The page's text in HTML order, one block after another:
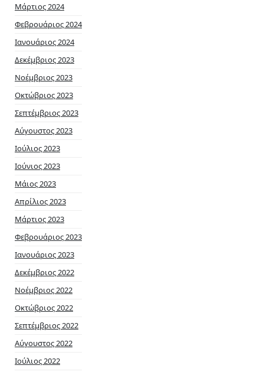
Μάρτιος 2024
Φεβρουάριος 2024
Ιανουάριος 2024
Δεκέμβριος 2023
Νοέμβριος 2023
Οκτώβριος 2023
Σεπτέμβριος 2023
Αύγουστος 2023
Ιούλιος 2023
Ιούνιος 2023
Μάιος 2023
Απρίλιος 2023
Μάρτιος 2023
Φεβρουάριος 2023
Ιανουάριος 2023
Δεκέμβριος 2022
Νοέμβριος 2022
Οκτώβριος 2022
Σεπτέμβριος 2022
Αύγουστος 2022
Ιούλιος 2022